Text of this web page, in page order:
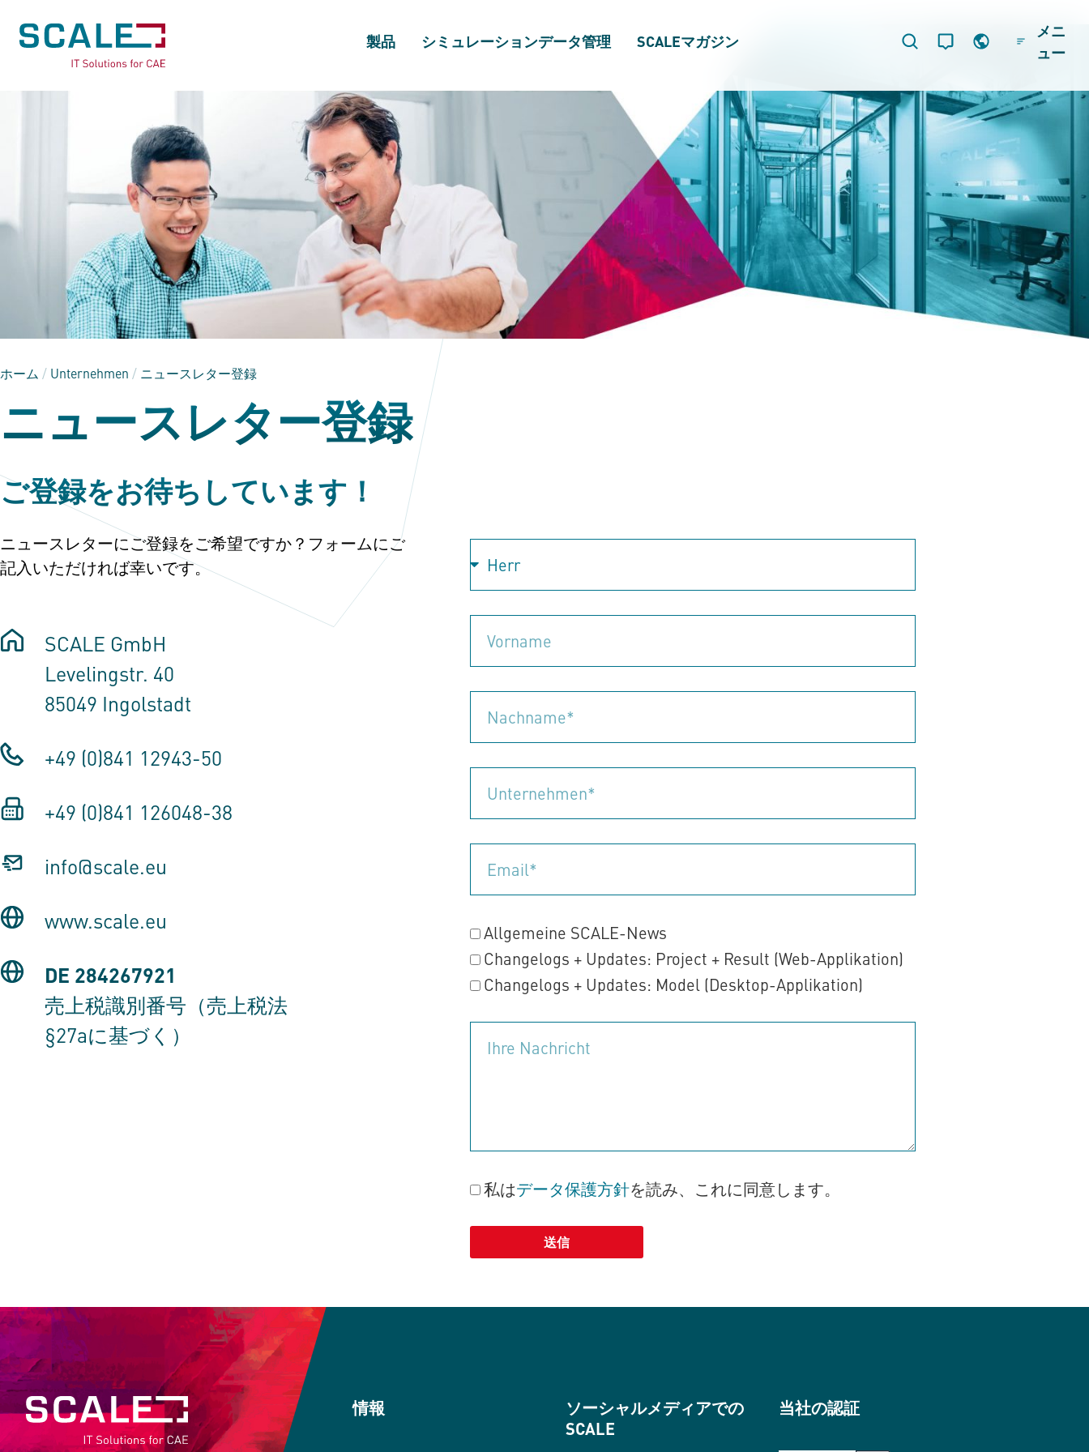
製品 シミュレーションデータ管理 SCALEマガジン
メニ
ュー
ホーム / Unternehmen / ニュースレター登録
ニュースレター登録
ご登録をお待ちしています！
ニュースレターにご登録をご希望ですか？フォームにご
記入いただければ幸いです。
SCALE GmbH
Levelingstr. 40
85049 Ingolstadt
+49 (0)841 12943-50
+49 (0)841 126048-38
info@scale.eu
www.scale.eu
DE 284267921
売上税識別番号（売上税法
§27aに基づく）
Allgemeine SCALE-News
Changelogs + Updates: Project + Result (Web-Applikation)
Changelogs + Updates: Model (Desktop-Applikation)
私はデータ保護方針を読み、これに同意します。
送信
情報
ソーシャルメディアでの
SCALE
当社の認証